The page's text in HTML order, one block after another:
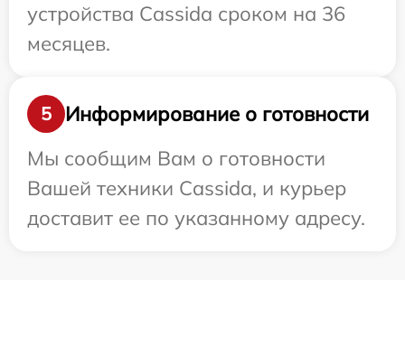
устройства Cassida сроком на 36
месяцев.
5
Информирование о готовности
Мы сообщим Вам о готовности
Вашей техники Cassida, и курьер
доставит ее по указанному адресу.